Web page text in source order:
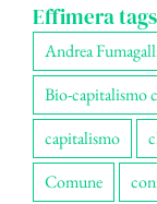
Effimera tags
Andrea
Bio-capitalismo
capitalismo
Comune